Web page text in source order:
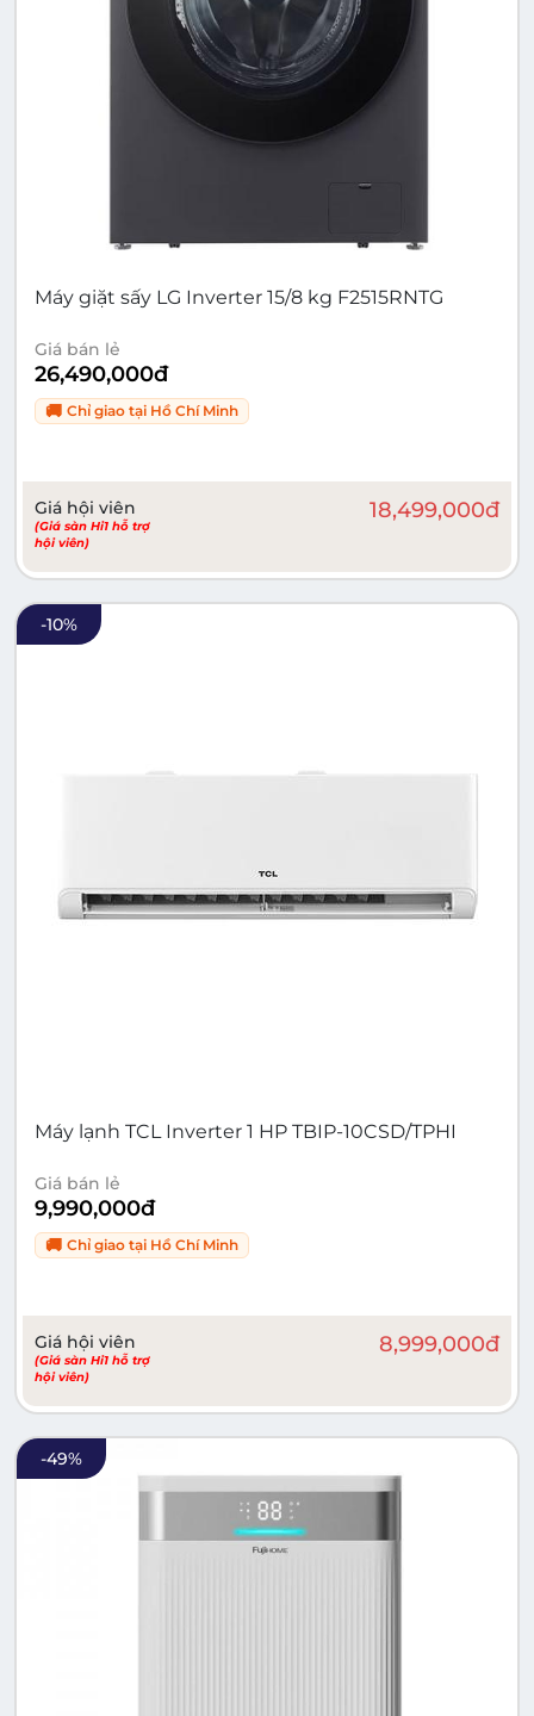
Máy giặt sấy LG Inverter 15/8 kg F2515RNTG
Giá bán lẻ
26,490,000đ
🚚 Chỉ giao tại Hồ Chí Minh
Giá hội viên
(Giá sàn Hi1 hỗ trợ
hội viên)
18,499,000đ
-10%
Máy lạnh TCL Inverter 1 HP TBIP-10CSD/TPHI
Giá bán lẻ
9,990,000đ
🚚 Chỉ giao tại Hồ Chí Minh
Giá hội viên
(Giá sàn Hi1 hỗ trợ
hội viên)
8,999,000đ
-49%